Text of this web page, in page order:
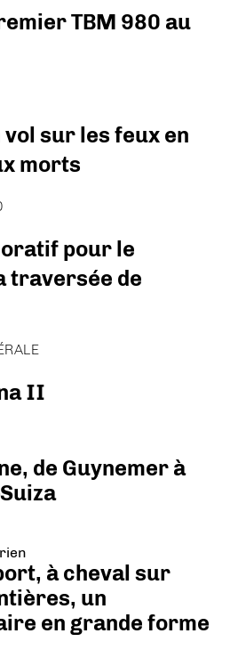
TBM 980 au
sur les feux en
morts
pour le
traversée de
II
de Guynemer à
à cheval sur
un
en grande forme